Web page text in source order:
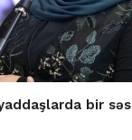
bir səs